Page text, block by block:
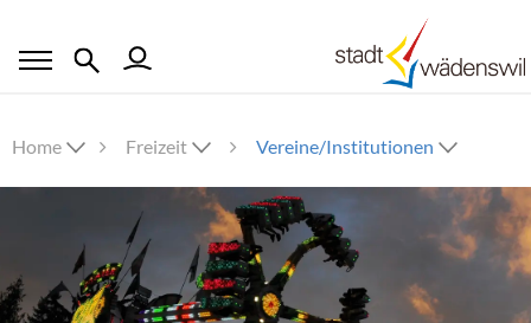
Home Freizeit Vereine/Institutionen